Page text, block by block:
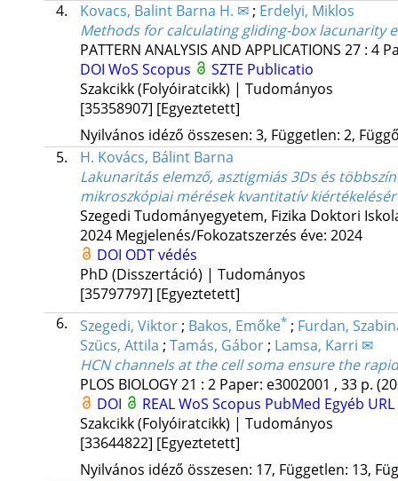
4.
Kovacs, Balint Barna H. ✉ ; Erdelyi, Miklos
Methods for calculating gliding-box lacunarity
PATTERN ANALYSIS AND APPLICATIONS 27: 4
DOI WoS Scopus
SZTE Publicatio
Szakcikk (Folyóiratcikk) | Tudományos
[35358907] [Egyeztetett]
Nyilvános idéző összesen: 3, Független: 2,
5.
H. Kovács, Bálint Barna
Lakunaritás elemző, asztigmiás 3Ds és
mikroszkópiai mérések kvantitatív
Szegedi Tudományegyetem, Fizika Doktori
2024 Megjelenés/Fokozatszerzés éve: 2024
DOI ODT védés
PhD (Disszertáció) | Tudományos
[35797797] [Egyeztetett]
6.
Szegedi, Viktor; Bakos, Emőke* ; Furdan,
Szücs, Attila ; Tamás, Gábor; Lamsa, Karri ✉
HCN channels at the cell soma ensure the
PLOS BIOLOGY21 : 2 Paper: e3002001 , 33 p.
DOI
REALWoS Scopus PubMed Egyéb URL
Szakcikk (Folyóiratcikk) | Tudományos
[33644822] [Egyeztetett]
Nyilvános idéző összesen: 17, Független: 13,